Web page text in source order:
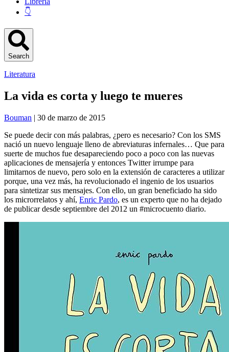
👇
Search
Literatura
La vida es corta y luego te mueres
Bouman | 30 de marzo de 2015
Se puede decir con más palabras, ¿pero es necesario? Con los SMS
nació un nuevo lenguaje lleno de abreviaturas infernales… Que para
suerte de muchos fue desapareciendo poco a poco con las nuevas
aplicaciones de mensajería y entonces Twitter irrumpe para
limitarnos de nuevo, pero solo en la extensión de caracteres a utilizar
porque, una vez más, ha revolucionado el ingenio de los usuarios
para sintetizar sus mensajes. Con ello, un gran beneficiado ha sido
los microrrelatos y ahí, Enric Pardo, es un experto que no ha dejado
de publicar desde septiembre del 2012 un #microcuento diario.